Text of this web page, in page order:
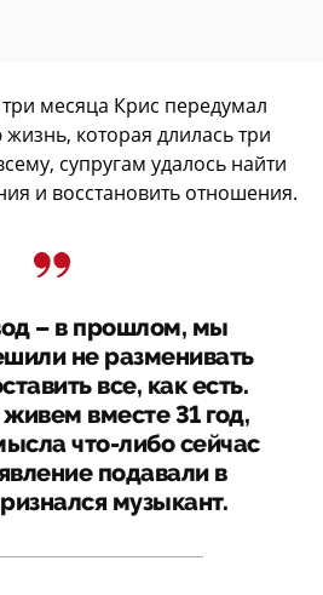
месяца Крис передумал
которая длилась три
супругам удалось найти
и восстановить отношения.
– в прошлом, мы
не разменивать
все, как есть.
вместе 31 год,
что-либо сейчас
подавали в
музыкант.